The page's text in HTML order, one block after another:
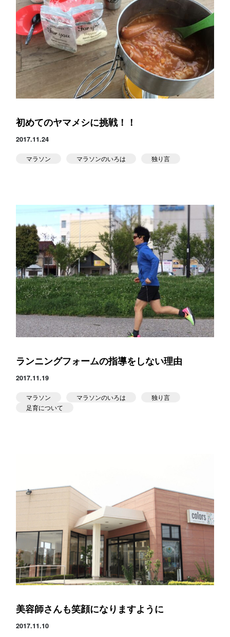
初めてのヤマメシに挑戦！！
2017.11.24
マラソン マラソンのいろは 独り言
ランニングフォームの指導をしない理由
2017.11.19
マラソン マラソンのいろは
独り言
足育について
美容師さんも笑顔になりますように
2017.11.10